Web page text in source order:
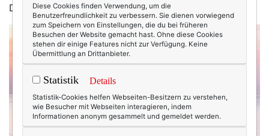
Darss.Diese Cookies finden Verwendung, um die
Benutzerfreundlichkeit zu verbessern. Sie dienen vorwiegend
zum Speichern von Einstellungen, die du bei früheren
Besuchen der Website gemacht hast. Ohne diese Cookies
stehen dir einige Features nicht zur Verfügung. Keine
Übermittlung an Drittanbieter.
Statistik Details
Statistik-Cookies helfen Webseiten-Besitzern zu verstehen,
wie Besucher mit Webseiten interagieren, indem
Informationen anonym gesammelt und gemeldet werden.